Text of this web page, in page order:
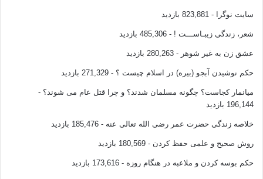
ابراهیم، اسماعیل‌، اسحاق‌، یـعقوب‌، یـوسف‌، موسی‌، عیسی‌، و محمد صَلّي
اللهُ عَلَيهِ و اله می‌باشد…
(وَإِنَّ هَذِهِ أُمَّتُكُمْ أُمَّةً وَاحِدَةً وَأَنَا رَبُّكُمْ فَاتَّقُونِ).
اين د‌ین شما (‌ازنظر عقائد و اصول شرائع‌)، د‌یـن واحدی است و همگان ملت
يگانه‌انـد، ومن پروردگار شمایم‌، پس از من بترسيد و خود را از عذابـم د‌ر
امـان داريد.
این موکب وکاروان بزرگ از قدیم الایِِّام پـیوسته به سیر خود ادامه داده است‌،
است – با موقعیتهای همسان‌، و سختیها وگرفتاریهای مشابه، و آزمون‌ها و
سایت نوگرا - 823,881 بازدید
شعر، زندگی زیبـاســـت ! - 485,306 بازدید
عشق زن به غیر شوهر - 280,263 بازدید
حکم نوشیدن آبجو (بیره) در اسلام چیست ؟ - 271,329 بازدید
میانمار کجاست؟ چگونه مسلمان شدند؟ و چرا قتل عام می شوند؟ -
196,144 بازدید
خلاصه زندگی حضرت عمر رضی الله تعالی عنه - 185,476 بازدید
روش صحیح و علمی حفظ کردن - 180,569 بازدید
حکم بوسه کردن و ملاعبه در هنگام روزه - 173,616 بازدید